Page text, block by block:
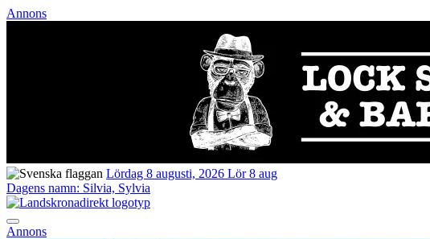
Annons
Lördag 8 augusti, 2026 Lör 8 aug
Dagens namn: Silvia, Sylvia
Annons